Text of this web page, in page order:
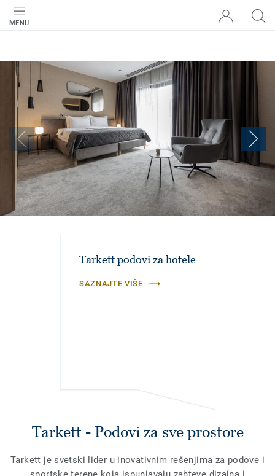
MENU
Tarkett podovi za hotele
SAZNAJTE VIŠE
Tarkett - Podovi za sve prostore
Tarkett je svetski lider u inovativnim rešenjima za podove i